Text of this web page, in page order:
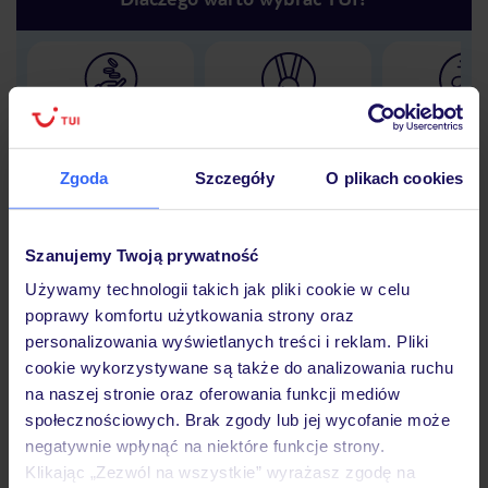
Zgoda Szczegóły O plikach cookies
Szanujemy Twoją prywatność
Używamy technologii takich jak pliki cookie w celu
poprawy komfortu użytkowania strony oraz
personalizowania wyświetlanych treści i reklam. Pliki
cookie wykorzystywane są także do analizowania ruchu
na naszej stronie oraz oferowania funkcji mediów
społecznościowych. Brak zgody lub jej wycofanie może
negatywnie wpłynąć na niektóre funkcje strony.
Klikając „Zezwól na wszystkie” wyrażasz zgodę na
Lider niskich cen 30 lat w
Hotel
Opinie
Pokoje